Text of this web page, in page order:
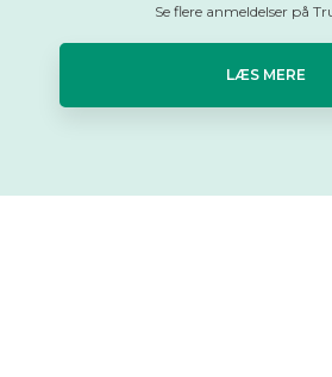
Se flere anmeldelser på
LÆS MERE​